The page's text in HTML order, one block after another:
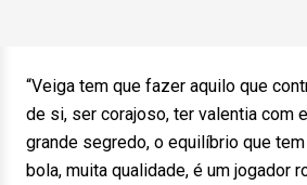
“Veiga tem que fazer aquilo que
de si, ser corajoso, ter valentia com
grande segredo, o equilíbrio que
bola, muita qualidade, é um jogador